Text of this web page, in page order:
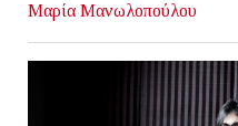
Μαρία Μανωλοπούλου